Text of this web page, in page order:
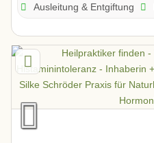
Ausleitung & Entgiftung